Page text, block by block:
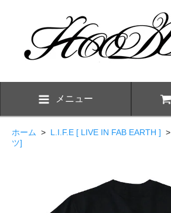
メニュー
ホーム > L.I.F.E [ LIVE IN FAB EARTH ] >
ツ]